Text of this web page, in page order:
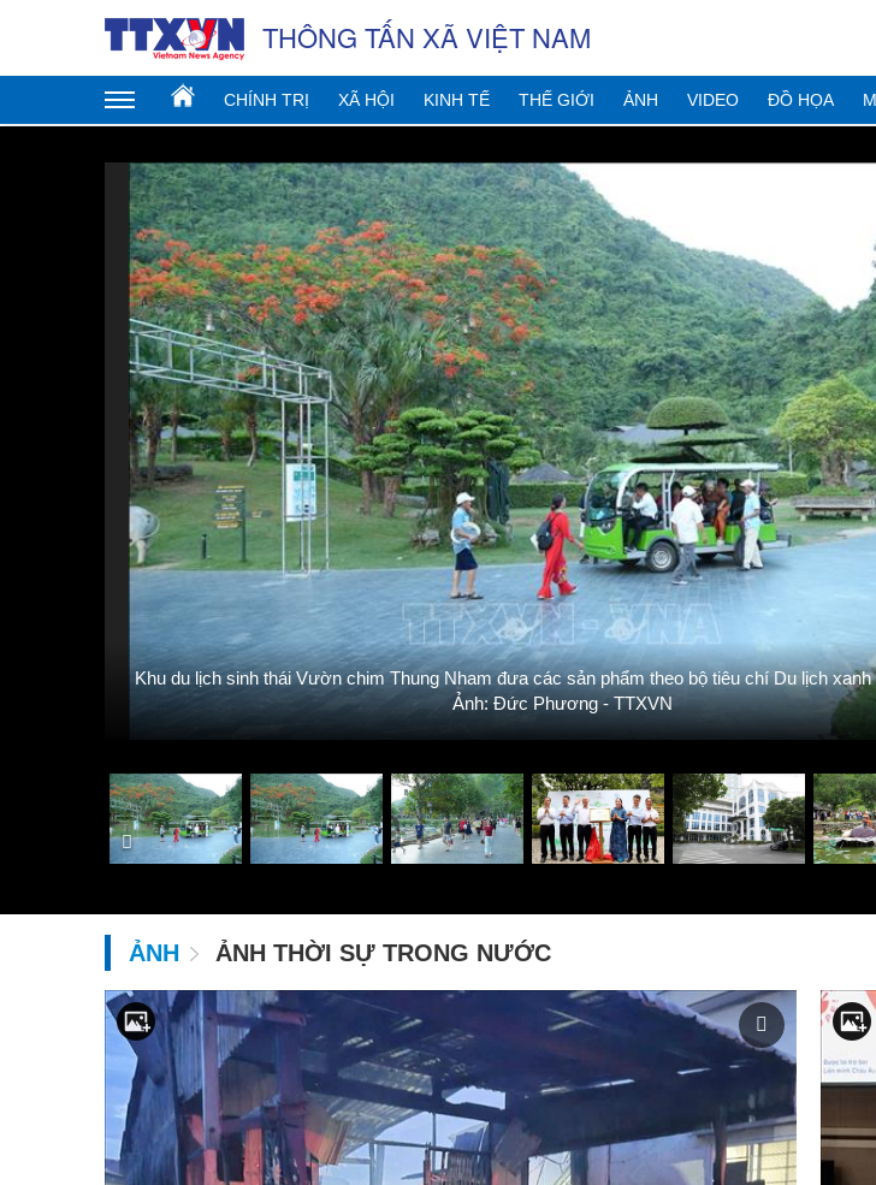
THÔNG TẤN XÃ VIỆT NAM
CHÍNH TRỊ XÃ HỘI KINH TẾ THẾ GIỚI ẢNH VIDEO ĐỒ HỌA
Khu du lịch sinh thái Vườn chim Thung Nham đưa các sản phẩm theo bộ tiêu chí Du lịch xanh
Ảnh: Đức Phương - TTXVN
ẢNH ẢNH THỜI SỰ TRONG NƯỚC